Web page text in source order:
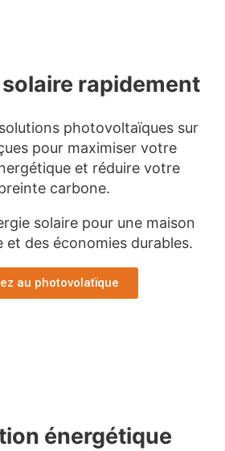
rapidement
photovoltaïques sur
pour maximiser votre
et réduire votre
carbone.
solaire pour une maison
et des économies durables.
au photovolatïque
énergétique